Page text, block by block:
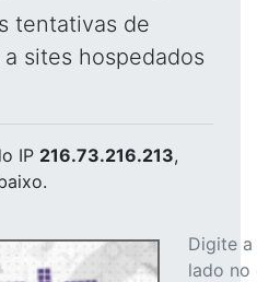
tentativas de
sites hospedados
IP 216.73.216.213,
Digite
lado no